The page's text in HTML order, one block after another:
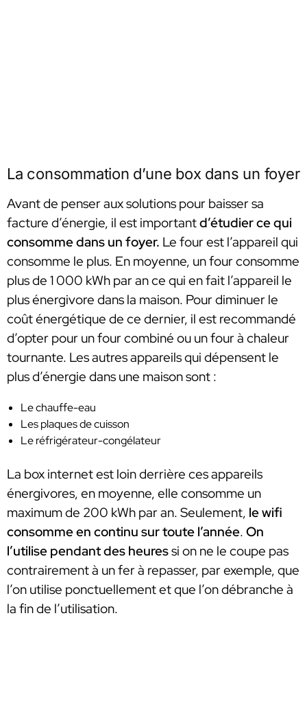
La consommation d’une box dans un foyer
Avant de penser aux solutions pour baisser sa
facture d’énergie, il est importantd’étudier ce qui
consomme dans un foyer. Le four est l’appareil qui
consomme le plus. En moyenne, un four consomme
plus de 1 000 kWh par an ce qui en fait l’appareil le
plus énergivore dans la maison. Pour diminuer le
coût énergétique de ce dernier, il est recommandé
d’opter pour un four combiné ou un four à chaleur
tournante. Les autres appareils qui dépensent le
plus d’énergie dans une maison sont :
Le chauffe-eau
Les plaques de cuisson
Le réfrigérateur-congélateur
La box internet est loin derrière ces appareils
énergivores, en moyenne, elle consomme un
maximum de 200 kWh par an. Seulement, le wifi
consomme en continu sur toute l’année. On
l’utilise pendant des heuressi on ne le coupe pas
contrairement à un fer à repasser, par exemple, que
l’on utilise ponctuellement et que l’on débranche à
la fin de l’utilisation.